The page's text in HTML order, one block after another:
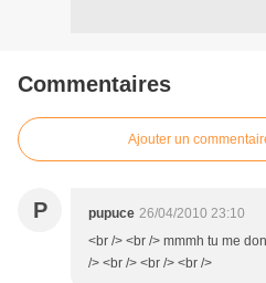
Commentaires
Ajouter un
P pupuce 26/04/2010 23:10
<br /> <br /> mmmh tu me
/> <br /> <br /> <br />